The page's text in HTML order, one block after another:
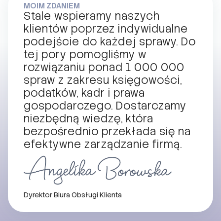
MOIM ZDANIEM
Stale wspieramy naszych
klientów poprzez indywidualne
podejście do każdej sprawy. Do
tej pory pomogliśmy w
rozwiązaniu ponad 1 000 000
spraw z zakresu księgowości,
podatków, kadr i prawa
gospodarczego. Dostarczamy
niezbędną wiedzę, która
bezpośrednio przekłada się na
efektywne zarządzanie firmą.
Dyrektor Biura Obsługi Klienta